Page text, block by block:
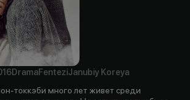
DramaFenteziJanubiy Koreya
токкэби много лет живет среди